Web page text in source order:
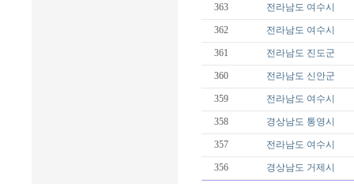
363 전라남도 여수시
362 전라남도 여수시
361 전라남도 진도군
360 전라남도 신안군
359 전라남도 여수시
358 경상남도 통영시
357 전라남도 여수시
356 경상남도 거제시